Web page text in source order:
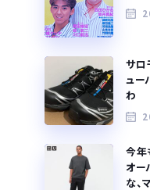
サロ
ュー
わ
今年
オー
な、